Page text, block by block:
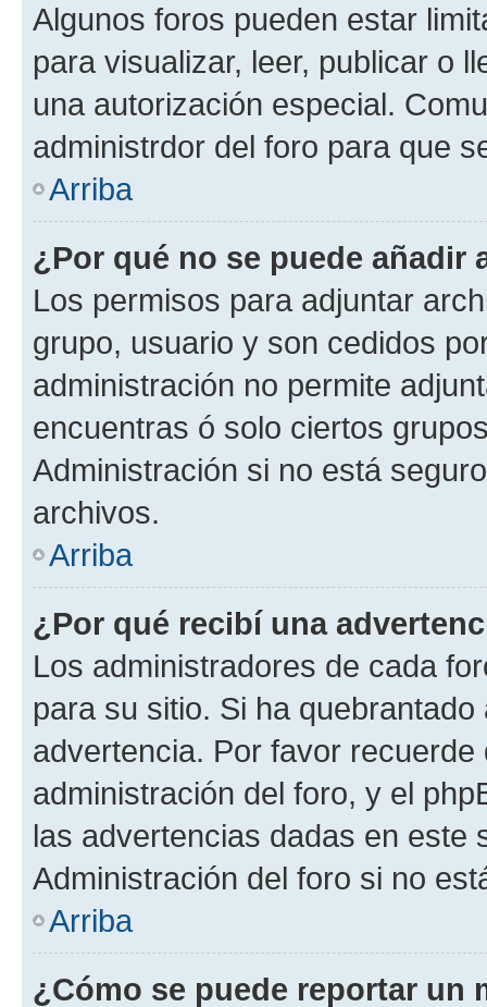
Algunos foros pueden estar
para visualizar, leer, publicar o
una autorización especial.
administrdor del foro para que
Arriba
¿Por qué no se puede añadir
Los permisos para adjuntar
grupo, usuario y son cedidos
administración no permite
encuentras ó solo ciertos
Administración si no está
archivos.
Arriba
¿Por qué recibí una
Los administradores de cada
para su sitio. Si ha
advertencia. Por favor
administración del foro, y el
las advertencias dadas en este
Administración del foro si no
Arriba
¿Cómo se puede reportar un